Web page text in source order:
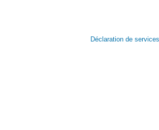
Déclaration de